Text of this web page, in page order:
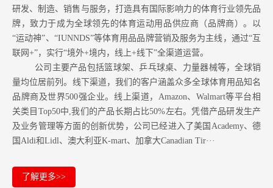
研发、制造、销售与服务，打造具有国际影响力的体育行业领先品
牌，致力于成为全球领先的体育运动用品供应商（品牌商）。以
“运动神”、“IUNNDS”等体育用品品牌营销及服务为主线，通过“互
联网+”，实行“境外+境内，线上+线下”全渠道运营。
公司主要产品包括篮球架、乒乓球桌、力量器械等，全球销
量均位居前列。 线下渠道，我们的客户涵盖众多全球体育用品知名
品牌商及世界500强企业。 线上渠道，Amazon、Walmart等平台相
关类目Top50中,我们的产品长期占比50%左右。凭借产品研发生产
及业务管理等方面的创新优势，公司已经进入了美国Academy、德
国Aldi和Lidl、澳大利亚K-mart、加拿大Canadian Tir···
了解更多>>